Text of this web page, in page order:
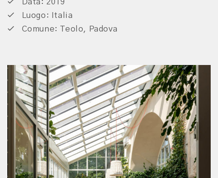
Luogo:
Italia
Comune: Teolo, Padova